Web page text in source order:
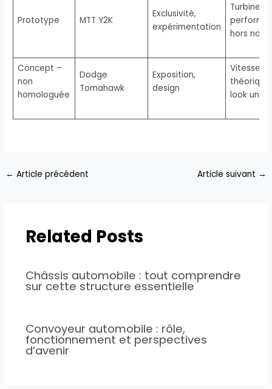
Prototype MTT Y2K
Exclusivité,
expérimentation
Turbine,
hors
Concept –
non
homologuée
Dodge
Tomahawk
Exposition,
design
Vitesse
théorique,
look
← Article précédent Article suivant →
Related Posts
Châssis automobile : tout comprendre
sur cette structure essentielle
Convoyeur automobile : rôle,
fonctionnement et perspectives
d’avenir